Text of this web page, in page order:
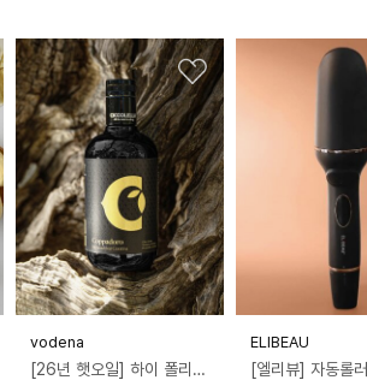
vodena
[26년 햇오일] 하이 폴리페놀 이탈리아 엑스트라버진 올리브오일 치코렐라 코파도로 (항공운송 ONLY) /
ELIBEAU